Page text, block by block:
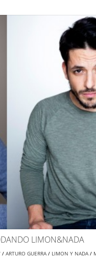
LIMON&NADA
/ ARTURO GUERRA/ LIMON Y NADA/